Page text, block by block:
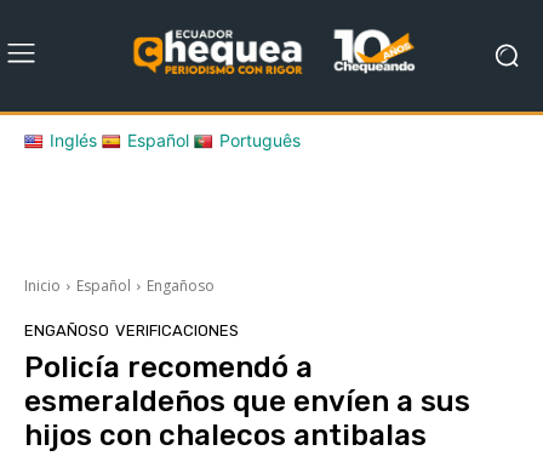
Inglés Español Português
Inicio Español Engañoso
ENGAÑOSO VERIFICACIONES
Policía recomendó a
esmeraldeños que envíen a sus
hijos con chalecos antibalas